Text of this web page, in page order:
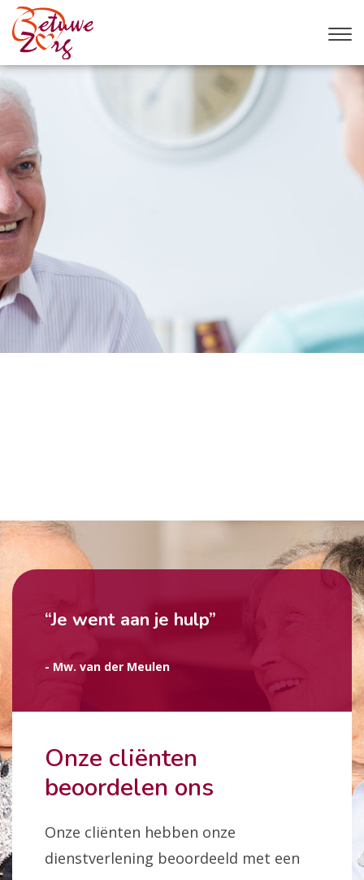
Onze cliënten
beoordelen ons
Onze cliënten hebben onze
dienstverlening beoordeeld met een
“Je went aan je hulp”
- Mw. van der Meulen